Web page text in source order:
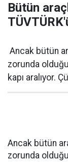
Bütün
Ancak bütün
zorunda
kapı aralıyor.
Ancak bütün
zorunda